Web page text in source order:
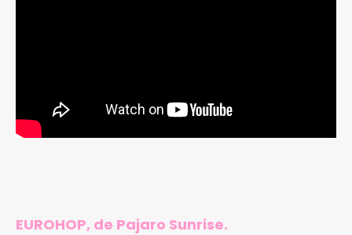
EUROHOP, de Pajaro Sunrise.